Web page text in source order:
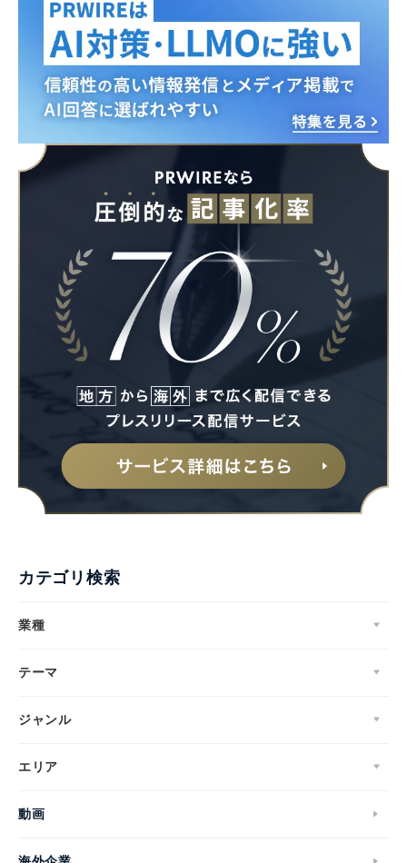
カテゴリ検索
業種
テーマ
ジャンル
エリア
動画